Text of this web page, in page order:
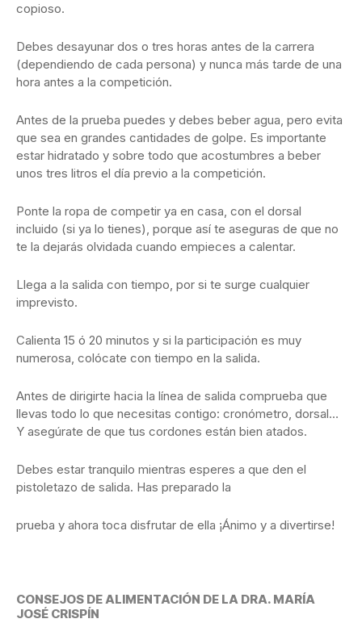
copioso.
Debes desayunar dos o tres horas antes de la carrera
(dependiendo de cada persona) y nunca más tarde de una
hora antes a la competición.
Antes de la prueba puedes y debes beber agua, pero evita
que sea en grandes cantidades de golpe. Es importante
estar hidratado y sobre todo que acostumbres a beber
unos tres litros el día previo a la competición.
Ponte la ropa de competir ya en casa, con el dorsal
incluido (si ya lo tienes), porque así te aseguras de que no
te la dejarás olvidada cuando empieces a calentar.
Llega a la salida con tiempo, por si te surge cualquier
imprevisto.
Calienta 15 ó 20 minutos y si la participación es muy
numerosa, colócate con tiempo en la salida.
Antes de dirigirte hacia la línea de salida comprueba que
llevas todo lo que necesitas contigo: cronómetro, dorsal…
Y asegúrate de que tus cordones están bien atados.
Debes estar tranquilo mientras esperes a que den el
pistoletazo de salida. Has preparado la
prueba y ahora toca disfrutar de ella ¡Ánimo y a divertirse!
CONSEJOS DE ALIMENTACIÓN DE LA DRA. MARÍA
JOSÉ CRISPÍN